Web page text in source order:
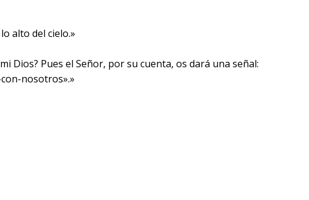
alto del cielo.»
Dios? Pues el Señor, por su cuenta, os dará una señal:
nosotros».»